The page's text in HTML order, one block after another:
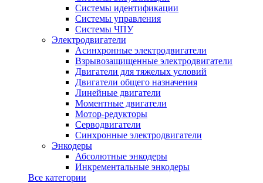
Системы идентификации
Системы управления
Системы ЧПУ
Электродвигатели
Асинхронные электродвигатели
Взрывозащищенные электродвигатели
Двигатели для тяжелых условий
Двигатели общего назначения
Линейные двигатели
Моментные двигатели
Мотор-редукторы
Серводвигатели
Синхронные электродвигатели
Энкодеры
Абсолютные энкодеры
Инкрементальные энкодеры
Все категории